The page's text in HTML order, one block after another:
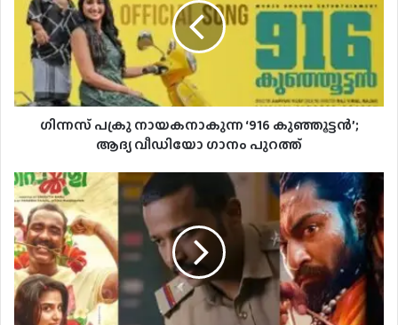
‌ഗിന്നസ് പക്രു നായകനാകുന്ന ‘916 കുഞ്ഞൂട്ടൻ’;
ആദ്യ വീഡിയോ ഗാനം പുറത്ത്